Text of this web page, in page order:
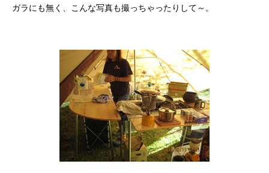
ガラにも無く、こんな写真も撮っちゃったりして～。